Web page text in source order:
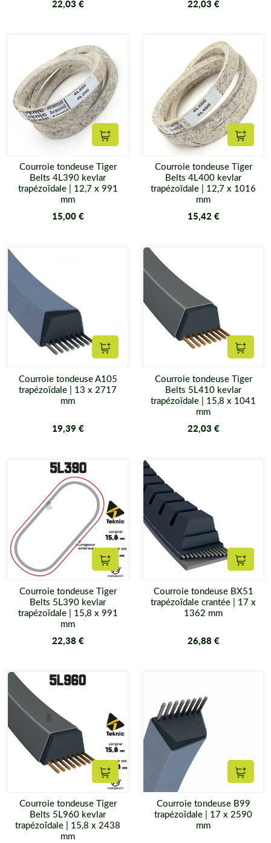
22,03 € 22,03 €
Ajouter au panier
Courroie tondeuse Tiger
Belts 4L390 kevlar
trapézoïdale | 12,7 x 991
mm
15,00 €
Courroie tondeuse Tiger
Belts 4L400 kevlar
trapézoïdale | 12,7 x 1016
mm
15,42 €
Ajouter au panier
Courroie tondeuse A105
trapézoïdale | 13 x 2717
mm
19,39 €
Courroie tondeuse Tiger
Belts 5L410 kevlar
trapézoïdale | 15,8 x 1041
mm
22,03 €
Ajouter au panier
Courroie tondeuse Tiger
Belts 5L390 kevlar
trapézoïdale | 15,8 x 991
mm
22,38 €
Courroie tondeuse BX51
trapézoïdale crantée | 17 x
1362 mm
26,88 €
Ajouter au panier
Courroie tondeuse Tiger
Belts 5L960 kevlar
trapézoïdale | 15,8 x 2438
mm
Courroie tondeuse B99
trapézoïdale | 17 x 2590
mm